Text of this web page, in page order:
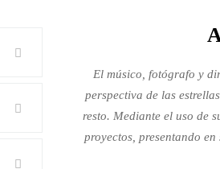
El músico, fotógrafo y
perspectiva de las
resto. Mediante el uso de
proyectos, presentando